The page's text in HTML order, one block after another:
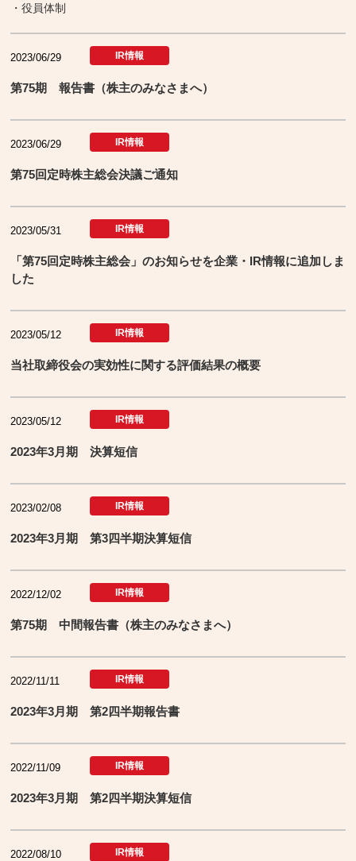
・役員体制
2023/06/29 IR情報
第75期 報告書（株主のみなさまへ）
2023/06/29 IR情報
第75回定時株主総会決議ご通知
2023/05/31 IR情報
「第75回定時株主総会」のお知らせを企業・IR情報に追加しま
した
2023/05/12 IR情報
当社取締役会の実効性に関する評価結果の概要
2023/05/12 IR情報
2023年3月期 決算短信
2023/02/08 IR情報
2023年3月期 第3四半期決算短信
2022/12/02 IR情報
第75期 中間報告書（株主のみなさまへ）
2022/11/11 IR情報
2023年3月期 第2四半期報告書
2022/11/09 IR情報
2023年3月期 第2四半期決算短信
2022/08/10 IR情報